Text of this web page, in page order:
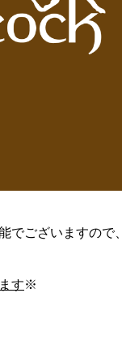
でございますので、
す※